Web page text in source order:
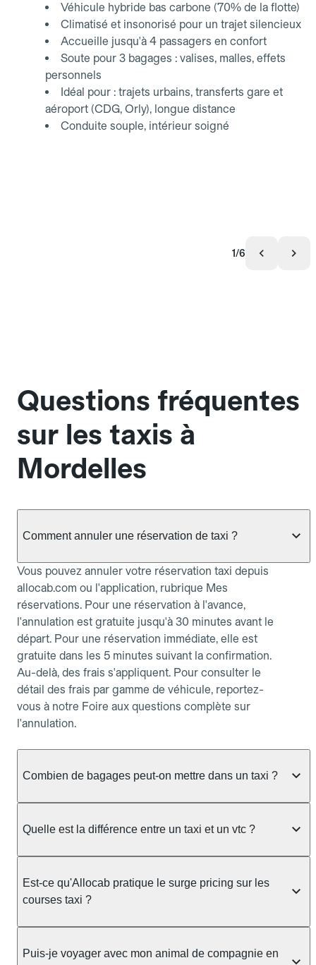
Véhicule hybride bas carbone (70% de la flotte)
Climatisé et insonorisé pour un trajet silencieux
Accueille jusqu'à 4 passagers en confort
Soute pour 3 bagages : valises, malles, effets
personnels
Idéal pour : trajets urbains, transferts gare et
aéroport (CDG, Orly), longue distance
Conduite souple, intérieur soigné
1/6
Questions fréquentes
sur les taxis à
Mordelles
Comment annuler une réservation de taxi ?
Vous pouvez annuler votre réservation taxi depuis
allocab.com ou l'application, rubrique Mes
réservations. Pour une réservation à l'avance,
l'annulation est gratuite jusqu'à 30 minutes avant le
départ. Pour une réservation immédiate, elle est
gratuite dans les 5 minutes suivant la confirmation.
Au-delà, des frais s'appliquent. Pour consulter le
détail des frais par gamme de véhicule, reportez-
vous à notre Foire aux questions complète sur
l'annulation.
Combien de bagages peut-on mettre dans un taxi ?
taxi berline accueille en général jusqu'à 3 bagages
ou nombreux, précisez-le dans le champ "Message
au chauffeur" lors de la réservation. Le prix n'est
pas impacté par le nombre de bagages.
Quelle est la différence entre un taxi et un vtc ?
prendre en charge directement dans la rue, à une
station ou sur réservation, avec un tarif au
réservation et propose un prix fixe annoncé à
l'avance. Chez Allocab, réservez facilement votre
Est-ce qu'Allocab pratique le surge pricing sur les
courses taxi ?
réglementation préfectorale et suit un barème
Puis-je voyager avec mon animal de compagnie en